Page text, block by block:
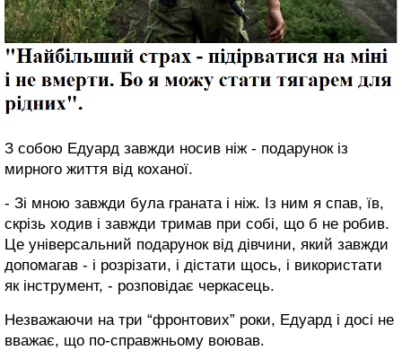
З собою Едуард завжди носив ніж - подарунок із
мирного життя від коханої.
- Зі мною завжди була граната і ніж. Із ним я спав, їв,
скрізь ходив і завжди тримав при собі, що б не робив.
Це універсальний подарунок від дівчини, який завжди
допомагав - і розрізати, і дістати щось, і використати
як інструмент, - розповідає черкасець.
Незважаючи на три “фронтових” роки, Едуард і досі не
вважає, що по-справжньому воював.